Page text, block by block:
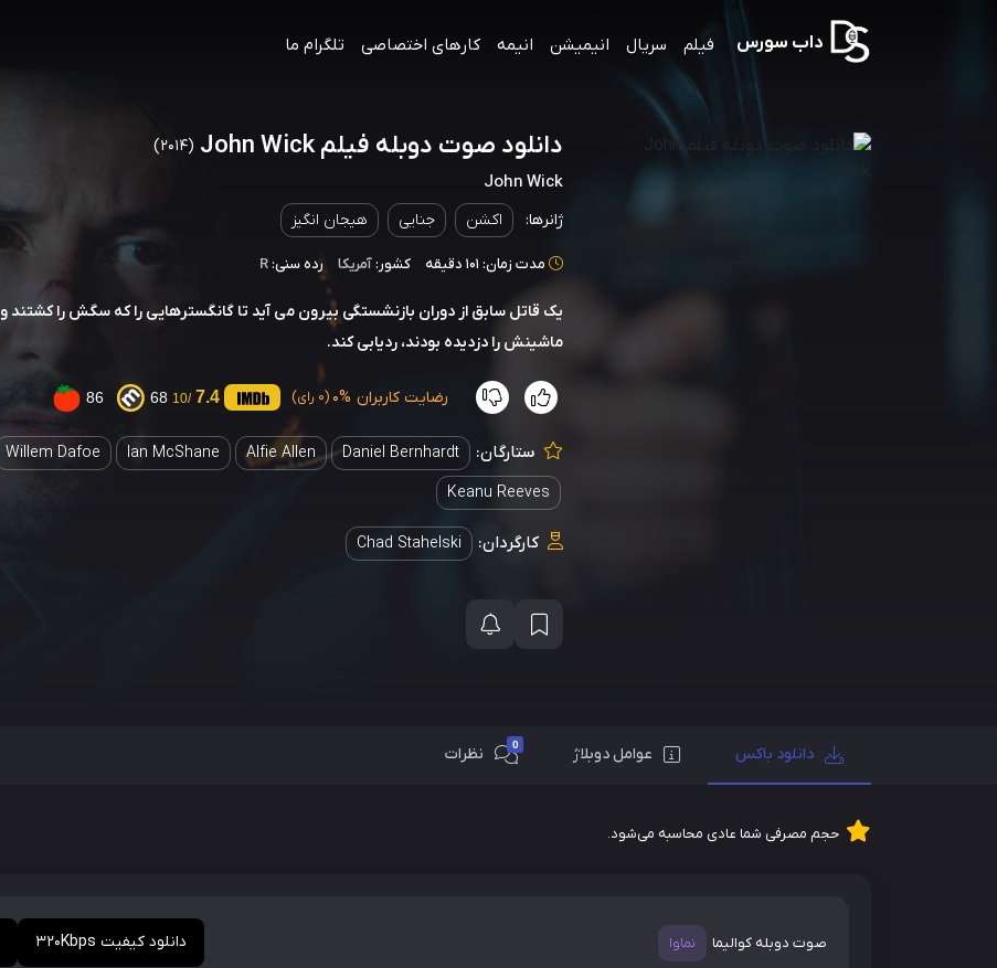
داب سورس فیلم سریال انیمیشن انیمه کارهای اختصاصی تلگرام ما
دانلود صوت دوبله فیلم John Wick (2014)
John Wick
ژانرها: اکشن جنایی هیجان انگیز
مدت زمان: 101 دقیقه کشور:آمریکا رده سنی:R
یک قاتل سابق از دوران بازنشستگی بیرون می آید تا گانگسترهایی را که سگش را کشتند و
ماشینش را دزدیده بودند، ردیابی کند.
رضایت کاربران 0% (0 رای) 7.4
/10
68
86
ستارگان: Daniel Bernhardt
Alfie Allen
Ian McShane
Willem Dafoe
Keanu Reeves
کارگردان: Chad Stahelski
دانلود باکس عوامل دوبلاژ 0 نظرات
حجم مصرفی شما عادی محاسبه می‌شود.
صوت دوبله کوالیما نماوا دانلود کیفیت 320Kbps